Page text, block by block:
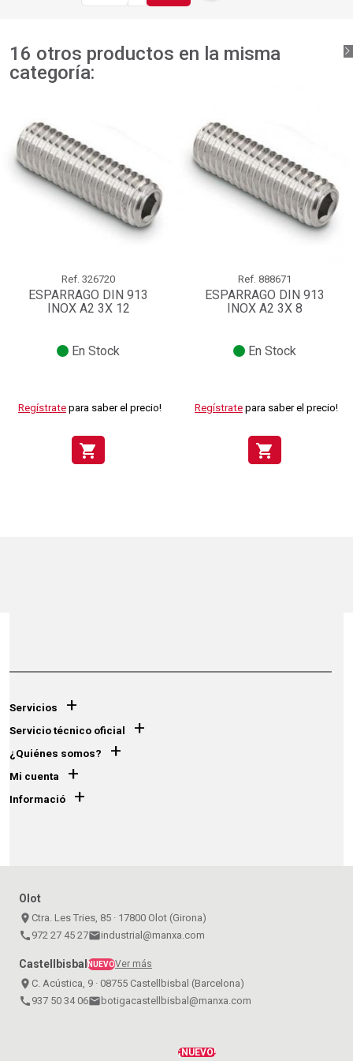
16 otros productos en la misma
categoría:
Ref. 326720
ESPARRAGO DIN 913
INOX A2 3X 12
En Stock
Regístrate para saber el precio!
shopping_cart
Ref. 888671
ESPARRAGO DIN 913
INOX A2 3X 8
En Stock
Regístrate para saber el precio!
shopping_cart
Servicios +
Servicio técnico oficial +
¿Quiénes somos? +
Mi cuenta +
Informació +
Olot
place Ctra. Les Tries, 85 · 17800 Olot (Girona)
call 972 27 45 27emailindustrial@manxa.com
CastellbisbalNUEVOVer más
place C. Acústica, 9 · 08755 Castellbisbal (Barcelona)
call 937 50 34 06emailbotigacastellbisbal@manxa.com
¡NUEVO!